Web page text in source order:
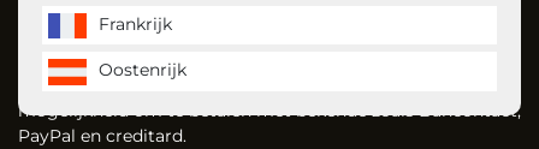
Frankrijk
Oostenrijk
MilieustickerKopen is de ecovignet specialist en en bestelt
u gemakkelijk uw milieusticker voor Duitsland, Frankrijk en
vignet voor Oostenrijk. Dankzij onze website heeft u de
mogelijkheid om te betalen met bekende zoals Bancontact,
PayPal en creditard.